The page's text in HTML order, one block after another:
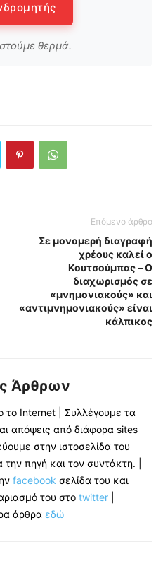
θερμά.
Επόμενο άρθρο
Σε μονομερή διαγραφή
χρέους καλεί ο
Κουτσούμπας – O
διαχωρισμός σε
«μνημονιακούς» και
«αντιμνημονιακούς» είναι
κάλπικος
Άρθρων
το Internet | Συλλέγουμε τα
απόψεις από διάφορα sites
στην ιστοσελίδα του
πηγή και τον συντάκτη. |
facebook σελίδα του και
του στο twitter
άρθρα εδώ